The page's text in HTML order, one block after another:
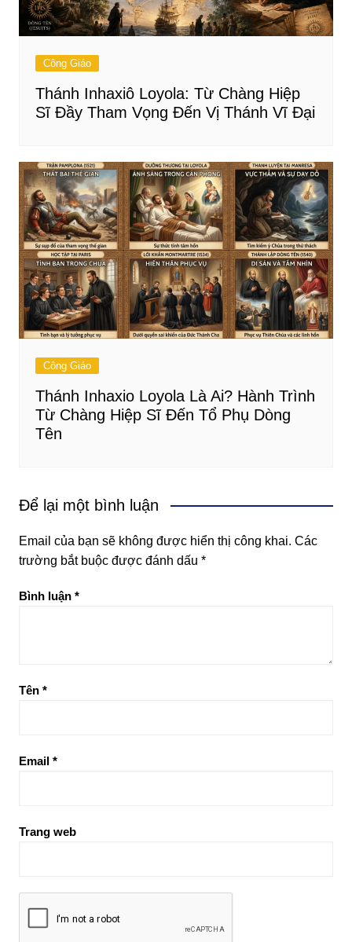
Công Giáo
Thánh Inhaxiô Loyola: Từ Chàng Hiệp
Sĩ Đầy Tham Vọng Đến Vị Thánh Vĩ Đại
Công Giáo
Thánh Inhaxio Loyola Là Ai? Hành Trình
Từ Chàng Hiệp Sĩ Đến Tổ Phụ Dòng
Tên
Để lại một bình luận
Email của bạn sẽ không được hiển thị công khai. Các
trường bắt buộc được đánh dấu *
Bình luận *
Tên *
Email *
Trang web